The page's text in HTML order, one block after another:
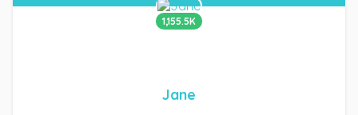
1,155.5K
Jane